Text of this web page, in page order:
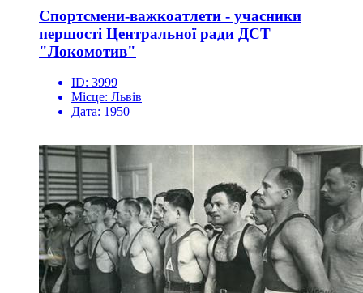
Спортсмени-важкоатлети - учасники
першості Центральної ради ДСТ
"Локомотив"
ID: 3999
Місце: Львів
Дата: 1950